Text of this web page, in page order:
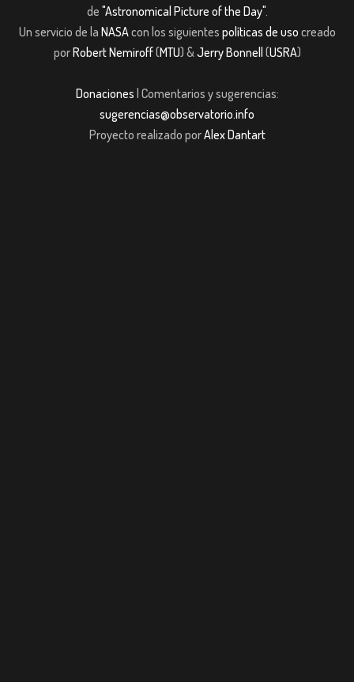
de "Astronomical Picture of the Day".
Un servicio de la NASAcon los siguientes políticas de uso creado
porRobert Nemiroff(MTU) &Jerry Bonnell (USRA)
Donaciones | Comentarios y sugerencias:
sugerencias@observatorio.info
Proyecto realizado porAlex Dantart